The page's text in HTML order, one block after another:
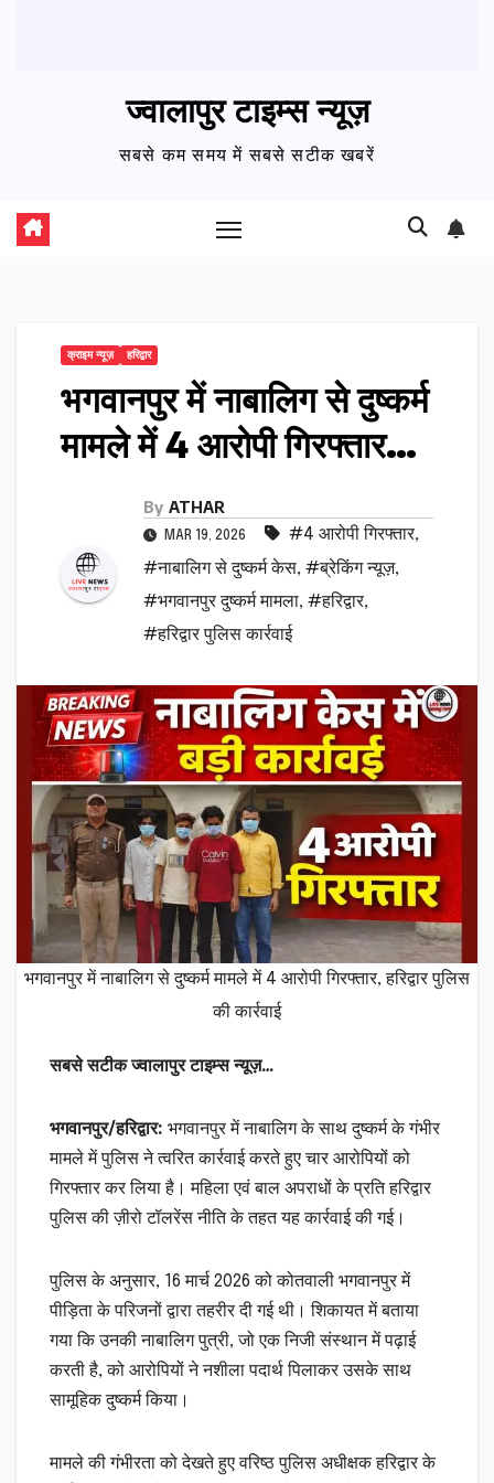
ज्वालापुर टाइम्स न्यूज़
सबसे कम समय में सबसे सटीक खबरें
क्राइम न्यूज़ हरिद्वार
भगवानपुर में नाबालिग से दुष्कर्म
मामले में 4 आरोपी गिरफ्तार…
By ATHAR
MAR 19, 2026 #4 आरोपी गिरफ्तार,
#नाबालिग से दुष्कर्म केस, #ब्रेकिंग न्यूज़,
#भगवानपुर दुष्कर्म मामला, #हरिद्वार,
#हरिद्वार पुलिस कार्रवाई
भगवानपुर में नाबालिग से दुष्कर्म मामले में 4 आरोपी गिरफ्तार, हरिद्वार पुलिस
की कार्रवाई
सबसे सटीक ज्वालापुर टाइम्स न्यूज़…
भगवानपुर/हरिद्वार: भगवानपुर में नाबालिग के साथ दुष्कर्म के गंभीर
मामले में पुलिस ने त्वरित कार्रवाई करते हुए चार आरोपियों को
गिरफ्तार कर लिया है। महिला एवं बाल अपराधों के प्रति हरिद्वार
पुलिस की ज़ीरो टॉलरेंस नीति के तहत यह कार्रवाई की गई।
पुलिस के अनुसार, 16 मार्च 2026 को कोतवाली भगवानपुर में
पीड़िता के परिजनों द्वारा तहरीर दी गई थी। शिकायत में बताया
गया कि उनकी नाबालिग पुत्री, जो एक निजी संस्थान में पढ़ाई
करती है, को आरोपियों ने नशीला पदार्थ पिलाकर उसके साथ
सामूहिक दुष्कर्म किया।
मामले की गंभीरता को देखते हुए वरिष्ठ पुलिस अधीक्षक हरिद्वार के